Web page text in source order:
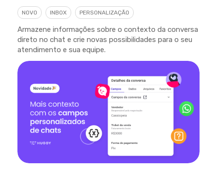
NOVO INBOX PERSONALIZAÇÃO
Armazene informações sobre o contexto da conversa
direto no chat e crie novas possibilidades para o seu
atendimento e sua equipe.